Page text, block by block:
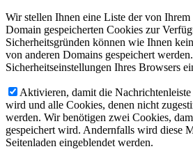
Wir stellen Ihnen eine Liste der von
Domain gespeicherten Cookies zur
Sicherheitsgründen können wie Ihnen
von anderen Domains gespeichert
Sicherheitseinstellungen Ihres Browsers
Aktivieren, damit die Nachrichtenleiste
wird und alle Cookies, denen nicht
werden. Wir benötigen zwei Cookies,
gespeichert wird. Andernfalls wird diese
Seitenladen eingeblendet werden.